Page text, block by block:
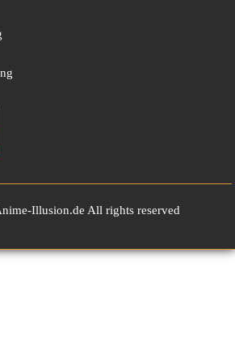
Illusion.de All rights reserved